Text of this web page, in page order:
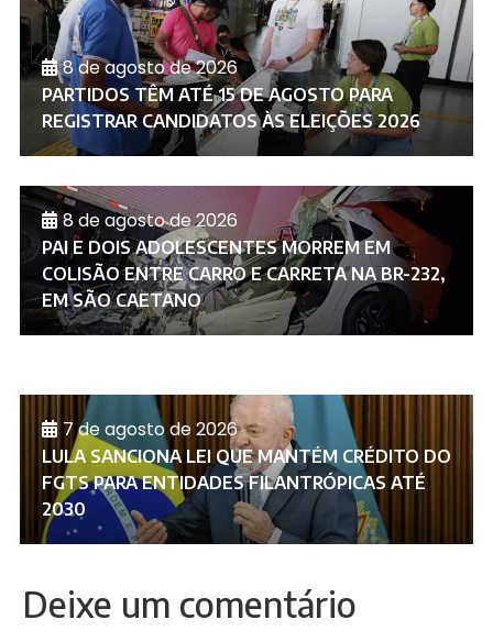
8 de agosto de 2026
PARTIDOS TÊM ATÉ 15 DE AGOSTO PARA
REGISTRAR CANDIDATOS ÀS ELEIÇÕES 2026
8 de agosto de 2026
PAI E DOIS ADOLESCENTES MORREM EM
COLISÃO ENTRE CARRO E CARRETA NA BR-232,
EM SÃO CAETANO
7 de agosto de 2026
LULA SANCIONA LEI QUE MANTÉM CRÉDITO DO
FGTS PARA ENTIDADES FILANTRÓPICAS ATÉ
2030
Deixe um comentário